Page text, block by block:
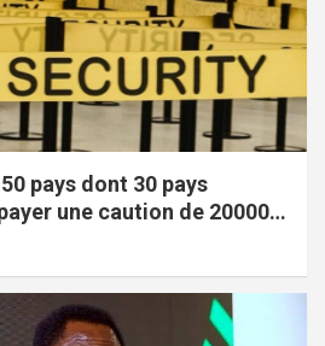
pays dont 30 pays
une caution de 20000